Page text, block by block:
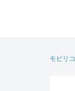
モビリ